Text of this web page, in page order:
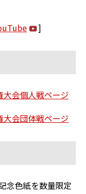
]
会個人戦ページ
会団体戦ページ
念色紙を数量限定